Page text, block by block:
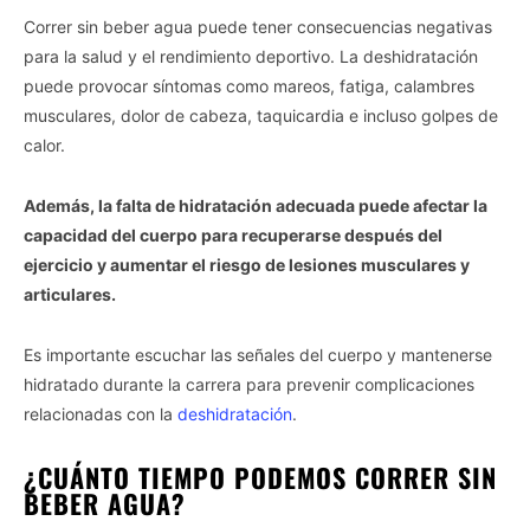
Correr sin beber agua puede tener consecuencias negativas
para la salud y el rendimiento deportivo. La deshidratación
puede provocar síntomas como mareos, fatiga, calambres
musculares, dolor de cabeza, taquicardia e incluso golpes de
calor.
Además, la falta de hidratación adecuada puede afectar la
capacidad del cuerpo para recuperarse después del
ejercicio y aumentar el riesgo de lesiones musculares y
articulares.
Es importante escuchar las señales del cuerpo y mantenerse
hidratado durante la carrera para prevenir complicaciones
relacionadas con la deshidratación.
¿CUÁNTO TIEMPO PODEMOS CORRER SIN
BEBER AGUA?